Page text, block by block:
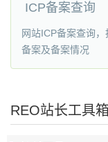
ICP备案查询
网站ICP备案查询
备案及备案情况
REO站长工具箱